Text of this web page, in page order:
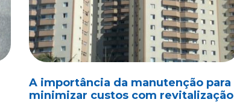
A importância da manutenção para
minimizar custos com revitalização